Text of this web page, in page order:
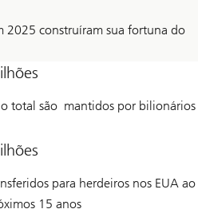
2025 construíram sua fortuna do
total são mantidos por bilionários
para herdeiros nos EUA ao
15 anos